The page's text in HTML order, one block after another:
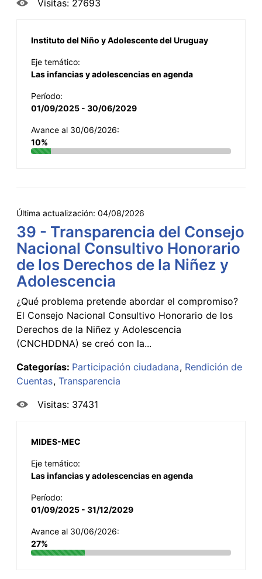
Visitas: 27693
Instituto del Niño y Adolescente del Uruguay
Eje temático:
Las infancias y adolescencias en agenda
Período:
01/09/2025 - 30/06/2029
Avance al 30/06/2026:
10%
Última actualización: 04/08/2026
39 - Transparencia del Consejo
Nacional Consultivo Honorario
de los Derechos de la Niñez y
Adolescencia
¿Qué problema pretende abordar el compromiso?
El Consejo Nacional Consultivo Honorario de los
Derechos de la Niñez y Adolescencia
(CNCHDDNA) se creó con la...
Categorías: Participación ciudadana Rendición de
Cuentas Transparencia
Visitas: 37431
MIDES-MEC
Eje temático:
Las infancias y adolescencias en agenda
Período:
01/09/2025 - 31/12/2029
Avance al 30/06/2026:
27%